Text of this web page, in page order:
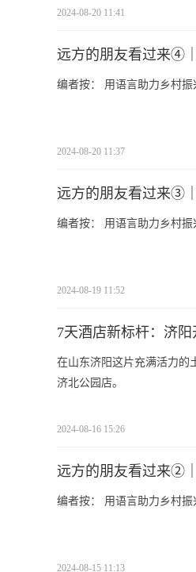
2024-08-20 11:41
远方的朋友看过来④｜
编者按： 用语言助力乡村振
2024-08-20 11:37
远方的朋友看过来③｜
编者按： 用语言助力乡村振
2024-08-19 11:52
7天酒店新标杆：济
在山东济阳这片充满活力的
济北公园店。
2024-08-16 15:26
远方的朋友看过来②｜
编者按： 用语言助力乡村振
2024-08-15 11:13